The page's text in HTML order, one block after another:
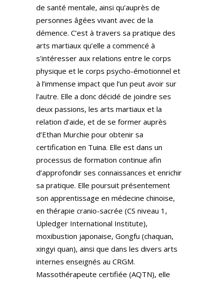
de santé mentale, ainsi qu’auprès de
personnes âgées vivant avec de la
démence. C’est à travers sa pratique des
arts martiaux qu’elle a commencé à
s’intéresser aux relations entre le corps
physique et le corps psycho-émotionnel et
à l’immense impact que l’un peut avoir sur
l’autre. Elle a donc décidé de joindre ses
deux passions, les arts martiaux et la
relation d’aide, et de se former auprès
d’Ethan Murchie pour obtenir sa
certification en Tuina. Elle est dans un
processus de formation continue afin
d’approfondir ses connaissances et enrichir
sa pratique. Elle poursuit présentement
son apprentissage en médecine chinoise,
en thérapie cranio-sacrée (CS niveau 1,
Upledger International Institute),
moxibustion japonaise, Gongfu (chaquan,
xingyi quan), ainsi que dans les divers arts
internes enseignés au CRGM.
Massothérapeute certifiée (AQTN), elle